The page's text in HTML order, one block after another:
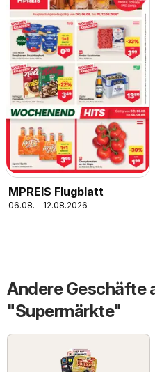
MPREIS Flugblatt
06.08. - 12.08.2026
Andere Geschäfte
"Supermärkte"